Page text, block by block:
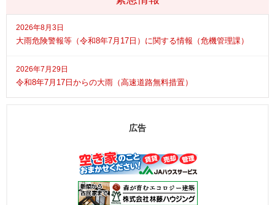
2026年8月3日
大雨危険警報等（令和8年7月17日）に関する情報（危機管理課）
2026年7月29日
令和8年7月17日からの大雨（高速道路無料措置）
広告